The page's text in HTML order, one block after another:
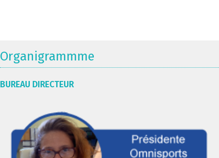
Organigrammme
BUREAU DIRECTEUR